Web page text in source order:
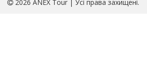
2026 ANEX Tour | Усі права захищені.